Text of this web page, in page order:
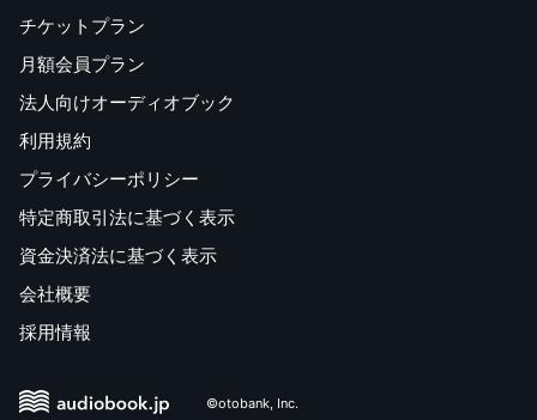
チケットプラン
月額会員プラン
法人向けオーディオブック
利用規約
プライバシーポリシー
特定商取引法に基づく表示
資金決済法に基づく表示
会社概要
採用情報
©otobank, Inc.